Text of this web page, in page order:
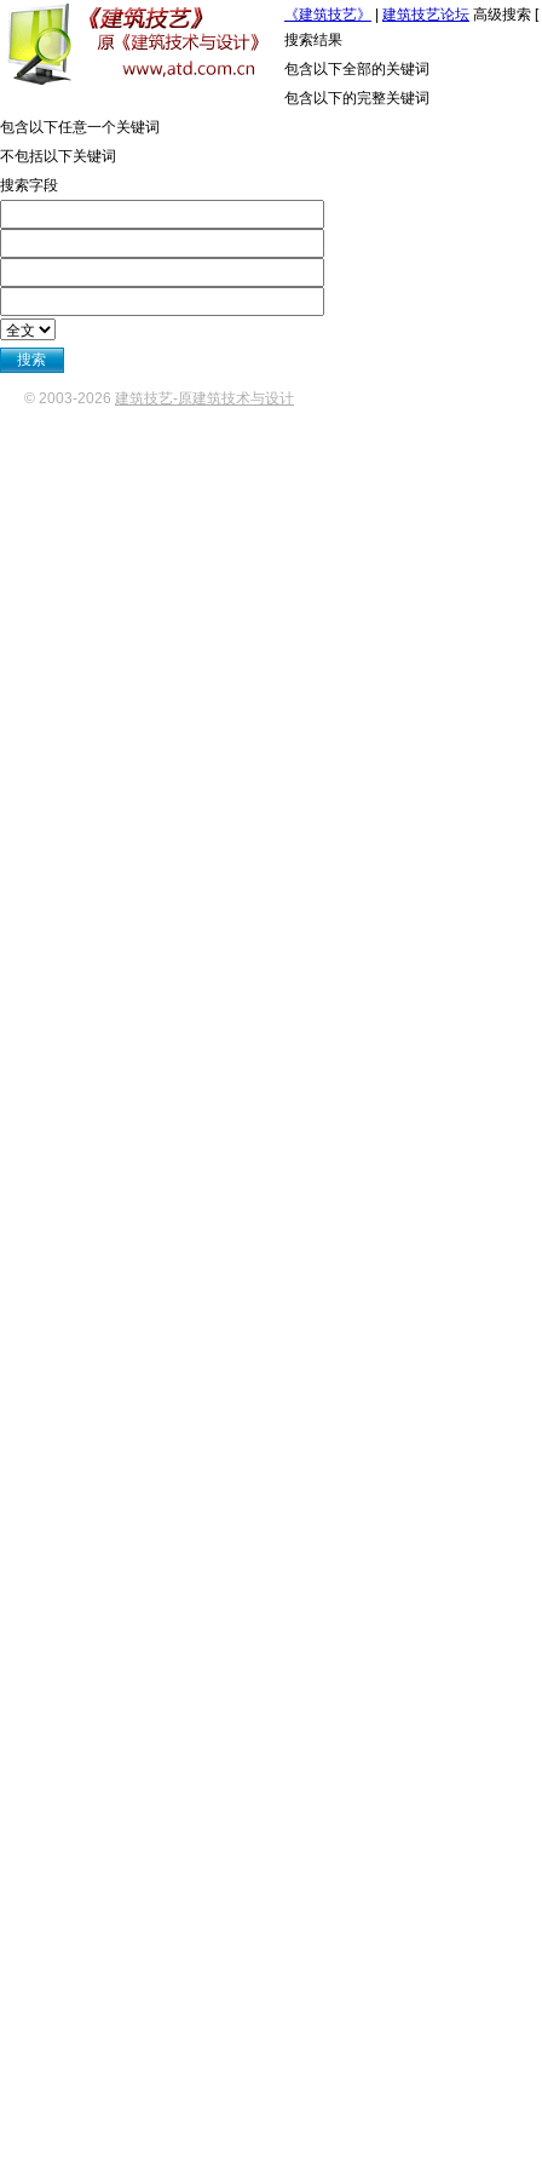
《建筑技艺》 建筑技艺论坛 高级搜索 [
搜索结果
包含以下全部的关键词
包含以下的完整关键词
包含以下任意一个关键词
不包括以下关键词
搜索字段
© 2003-2026 建筑技艺-原建筑技术与设计